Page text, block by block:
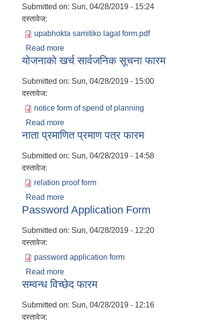
Submitted on: Sun, 04/28/2019 - 15:24
दस्तावेज:
upabhokta samitiko lagat form.pdf
Read more
याेजनाकाे खर्च सार्वजनिक सूचना फारम
Submitted on: Sun, 04/28/2019 - 15:00
दस्तावेज:
notice form of spend of planning
Read more
नाता प्रमाणित प्रमाण पत्र फारम
Submitted on: Sun, 04/28/2019 - 14:58
दस्तावेज:
relation proof form
Read more
Password Application Form
Submitted on: Sun, 04/28/2019 - 12:20
दस्तावेज:
password application form
Read more
सम्वन्ध विच्छेद फारम
Submitted on: Sun, 04/28/2019 - 12:16
दस्तावेज: